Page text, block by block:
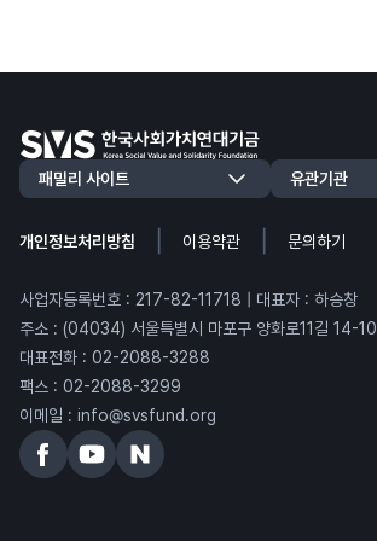
개인정보처리방침 | 이용약관 | 문의하기
사업자등록번호 : 217-82-11718 | 대표자 : 하승창
주소 : (04034) 서울특별시 마포구 양화로11길 14-10
대표전화 : 02-2088-3288
팩스 : 02-2088-3299
이메일 : info@svsfund.org